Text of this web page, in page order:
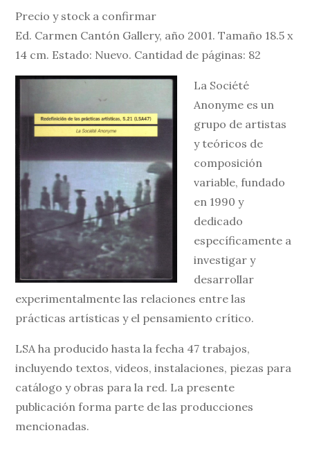
Precio y stock a confirmar
Ed. Carmen Cantón Gallery, año 2001. Tamaño 18.5 x
14 cm. Estado: Nuevo. Cantidad de páginas: 82
La Société
Anonyme es un
grupo de artistas
y teóricos de
composición
variable, fundado
en 1990 y
dedicado
específicamente a
investigar y
desarrollar
experimentalmente las relaciones entre las
prácticas artísticas y el pensamiento crítico.
LSA ha producido hasta la fecha 47 trabajos,
incluyendo textos, videos, instalaciones, piezas para
catálogo y obras para la red. La presente
publicación forma parte de las producciones
mencionadas.